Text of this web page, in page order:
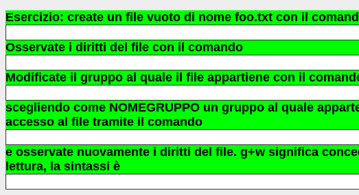
Esercizio: create un file vuoto di nome foo.txt con il
Osservate i diritti del file con il comando
Modificate il gruppo al quale il file appartiene con il
scegliendo come NOMEGRUPPO un gruppo al quale
accesso al file tramite il comando
e osservate nuovamente i diritti del file. g+w significa
lettura, la sintassi è